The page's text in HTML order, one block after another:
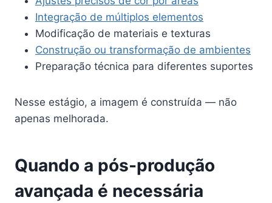
Integração de múltiplos elementos
Modificação de materiais e texturas
Construção ou transformação de ambientes
Preparação técnica para diferentes suportes
Nesse estágio, a imagem é construída — não
apenas melhorada.
Quando a pós-produção
avançada é necessária